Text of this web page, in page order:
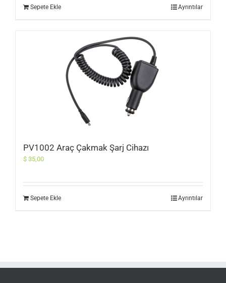
Sepete Ekle Ayrıntılar
PV1002 Araç Çakmak Şarj Cihazı
$ 35,00
Sepete Ekle Ayrıntılar